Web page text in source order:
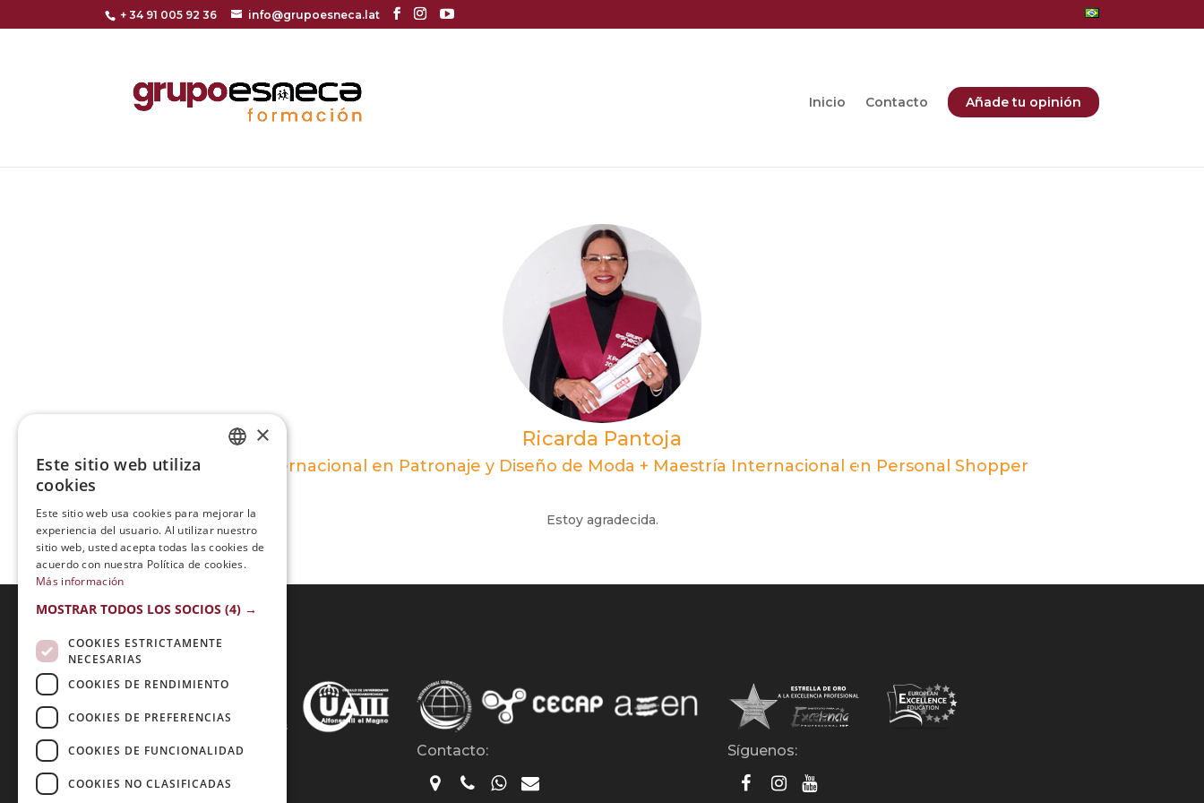
+ 34 91 005 92 36 info@grupoesneca.lat
Inicio Contacto Añade tu opinión
Ricarda Pantoja
Maestría Internacional en Patronaje y Diseño de Moda + Maestría Internacional en Personal Shopper
Estoy agradecida.
Acreditaciones:
Métodos de Pago: Contacto: Síguenos:
×
Este sitio web utiliza
cookies
Este sitio web usa cookies para mejorar la
experiencia del usuario. Al utilizar nuestro
sitio web, usted acepta todas las cookies de
acuerdo con nuestra Política de cookies.
Más información
MOSTRAR TODOS LOS SOCIOS (4) →
COOKIES ESTRICTAMENTE
NECESARIAS
COOKIES DE RENDIMIENTO
COOKIES DE PREFERENCIAS
COOKIES DE FUNCIONALIDAD
COOKIES NO CLASIFICADAS